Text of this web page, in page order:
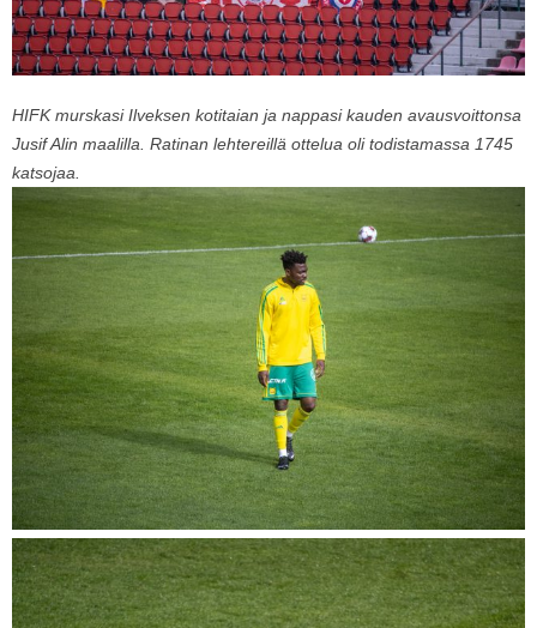
HIFK murskasi Ilveksen kotitaian ja nappasi kauden avausvoittonsa
Jusif Alin maalilla. Ratinan lehtereillä ottelua oli todistamassa 1745
katsojaa.